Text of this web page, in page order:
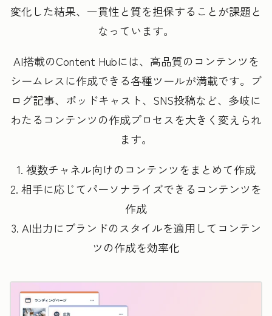
変化した結果、一貫性と質を担保することが課題と
なっています。
AI搭載のContent Hubには、高品質のコンテンツを
シームレスに作成できる各種ツールが満載です。ブ
ログ記事、ポッドキャスト、SNS投稿など、多岐に
わたるコンテンツの作成プロセスを大きく変えられ
ます。
1. 複数チャネル向けのコンテンツをまとめて作成
2. 相手に応じてパーソナライズできるコンテンツを
作成
3. AI出力にブランドのスタイルを適用してコンテン
ツの作成を効率化